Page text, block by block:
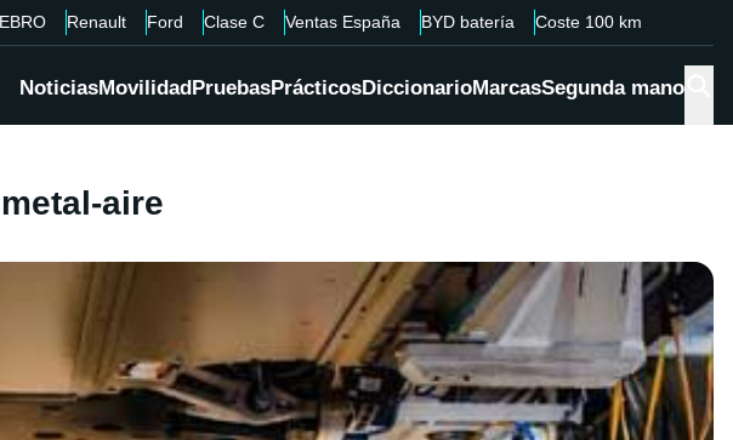
EBRO Renault Ford Clase C Ventas España BYD batería Coste 100 km
NoticiasMovilidadPruebasPrácticosDiccionarioMarcasSegunda mano
aire